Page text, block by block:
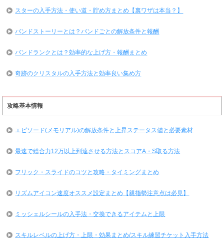
スターの入手方法・使い道・貯め方まとめ【裏ワザは本当？】
バンドストーリーとは？バンドごとの解放条件と報酬
バンドランクとは？効率的な上げ方・報酬まとめ
奇跡のクリスタルの入手方法と効率良い集め方
攻略基本情報
エピソード(メモリアル)の解放条件と上昇ステータス値と必要素材
最速で総合力12万以上到達させる方法とスコアA・S取る方法
フリック・スライドのコツと攻略・タイミングまとめ
リズムアイコン速度オススメ設定まとめ【親指勢注意点は必見】
ミッシェルシールの入手法・交換できるアイテムと上限
スキルレベルの上げ方・上限・効果まとめ/スキル練習チケット入手方法